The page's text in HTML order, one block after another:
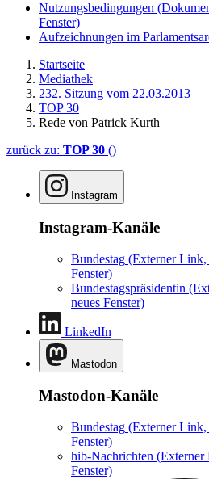
Nutzungsbedingungen
Fenster)
Aufzeichnungen im
Startseite
Mediathek
232. Sitzung vom 22.03.2013
TOP 30
Rede von Patrick Kurth
zurück zu: TOP 30 ()
Instagram
Instagram-Kanäle
Bundestag (Externer
Fenster)
Bundestagspräsidentin
neues Fenster)
LinkedIn
Mastodon
Mastodon-Kanäle
Bundestag (Externer
Fenster)
hib-Nachrichten (Externer
Fenster)